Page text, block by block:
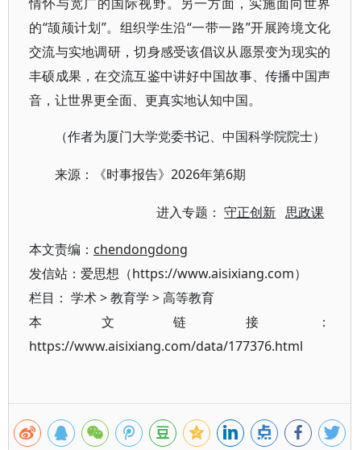
的“颉颃计划”。组织学生沿“一带一路”开展跨境文化
交流与实地调研，切身感受该倡议从愿景变为现实的
丰硕成果，在交流互鉴中讲好中国故事、传播中国声
音，让世界更全面、更真实地认知中国。
（作者为厦门大学党委书记、中国科学院院士）
来源：《时事报告》 2026年第6期
进入专题：守正创新 思政课
本文责编： chendongdong
发信站：爱思想（https://www.aisixiang.com）
栏目： 学术>教育学 >高等教育
本文链接：
https://www.aisixiang.com/data/177376.html